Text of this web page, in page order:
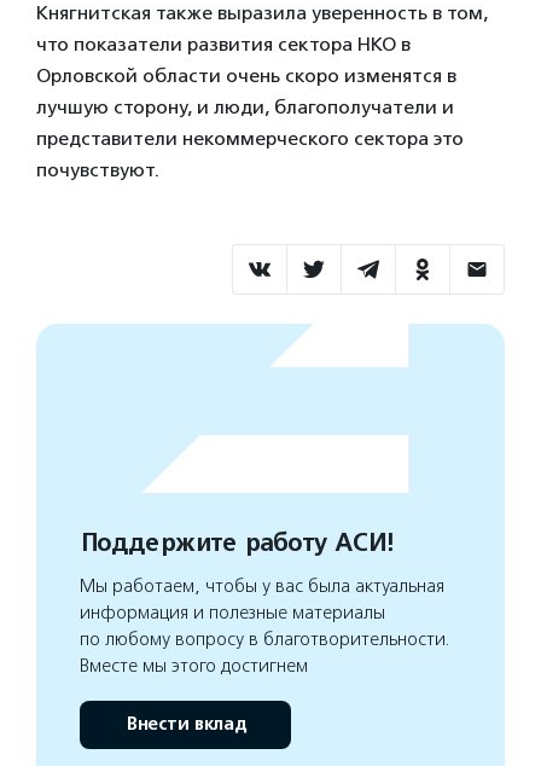
Княгнитская также выразила уверенность в том,
что показатели развития сектора НКО в
Орловской области очень скоро изменятся в
лучшую сторону, и люди, благополучатели и
представители некоммерческого сектора это
почувствуют.
Поддержите работу АСИ!
Мы работаем, чтобы у вас была актуальная
информация и полезные материалы
по любому вопросу в благотворительности.
Вместе мы этого достигнем
Внести вклад